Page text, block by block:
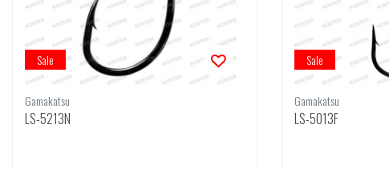
Sale
Gamakatsu
LS-5213N
Sale
Gamakatsu
LS-5013F